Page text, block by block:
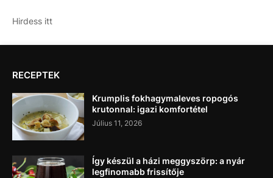
Hirdess itt
RECEPTEK
Krumplis fokhagymaleves ropogós
krutonnal: igazi komfortétel
Július 11, 2026
Így készül a házi meggyszörp: a nyár
legfinomabb frissítője